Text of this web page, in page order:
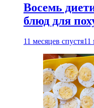
Восемь
блюд для
11 месяцев спустя11